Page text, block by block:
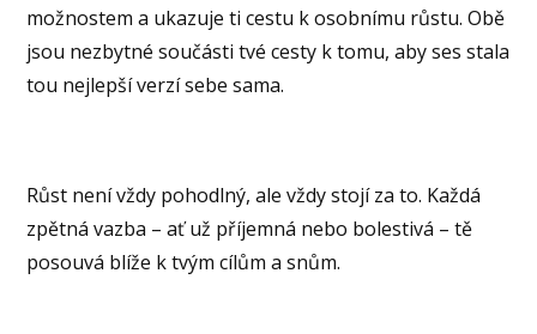
možnostem a ukazuje ti cestu k osobnímu růstu. Obě
jsou nezbytné součásti tvé cesty k tomu, aby ses stala
tou nejlepší verzí sebe sama.
Růst není vždy pohodlný, ale vždy stojí za to. Každá
zpětná vazba – ať už příjemná nebo bolestivá – tě
posouvá blíže k tvým cílům a snům.